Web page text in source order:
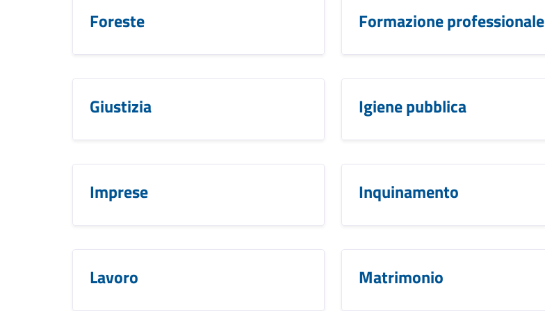
Foreste Formazione professionale
Giustizia Igiene pubblica
Imprese Inquinamento
Lavoro Matrimonio